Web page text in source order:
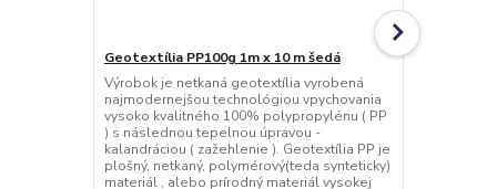
Geotextília PP100g 1m x 10 m šedá
Výrobok je netkaná geotextília vyrobená
najmodernejšou technológiou vpychovania
vysoko kvalitného 100% polypropylénu ( PP
) s následnou tepelnou úpravou -
kalandráciou ( zažehlenie ). Geotextília PP je
plošný, netkaný, polymérový(teda synteticky)
materiál , alebo prírodný materiál vysokej